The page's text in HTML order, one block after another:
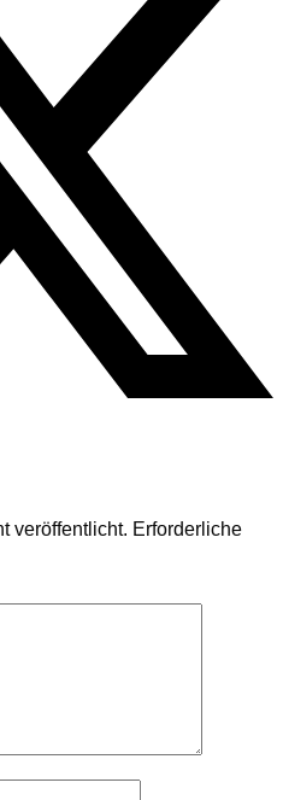
veröffentlicht. Erforderliche